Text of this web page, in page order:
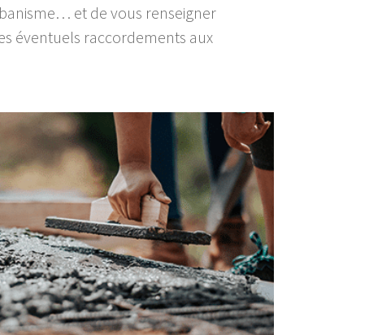
et de vous renseigner
éventuels raccordements aux